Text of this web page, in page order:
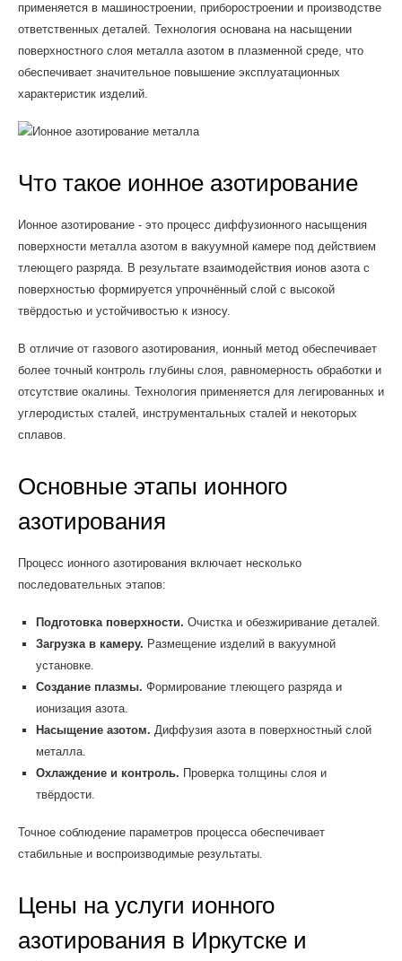
применяется в машиностроении, приборостроении и производстве
ответственных деталей. Технология основана на насыщении
поверхностного слоя металла азотом в плазменной среде, что
обеспечивает значительное повышение эксплуатационных
характеристик изделий.
Что такое ионное азотирование
Ионное азотирование - это процесс диффузионного насыщения
поверхности металла азотом в вакуумной камере под действием
тлеющего разряда. В результате взаимодействия ионов азота с
поверхностью формируется упрочнённый слой с высокой
твёрдостью и устойчивостью к износу.
В отличие от газового азотирования, ионный метод обеспечивает
более точный контроль глубины слоя, равномерность обработки и
отсутствие окалины. Технология применяется для легированных и
углеродистых сталей, инструментальных сталей и некоторых
сплавов.
Основные этапы ионного
азотирования
Процесс ионного азотирования включает несколько
последовательных этапов:
Подготовка поверхности. Очистка и обезжиривание деталей.
Загрузка в камеру. Размещение изделий в вакуумной
установке.
Создание плазмы. Формирование тлеющего разряда и
ионизация азота.
Насыщение азотом. Диффузия азота в поверхностный слой
металла.
Охлаждение и контроль. Проверка толщины слоя и
твёрдости.
Точное соблюдение параметров процесса обеспечивает
стабильные и воспроизводимые результаты.
Цены на услуги ионного
азотирования в Иркутске и